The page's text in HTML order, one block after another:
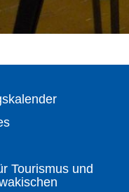
Tourismus und